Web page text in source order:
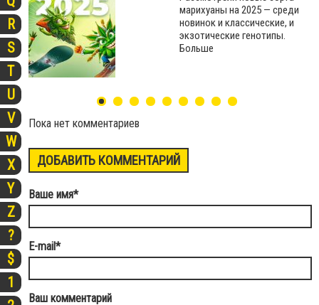
R
S
T
U
V
W
X
Y
Z
?
$
1
марихуаны на 2025 — среди
новинок и классические, и
экзотические генотипы.
Больше
Пока нет комментариев
ДОБАВИТЬ КОММЕНТАРИЙ
Ваше имя*
E-mail*
Ваш комментарий